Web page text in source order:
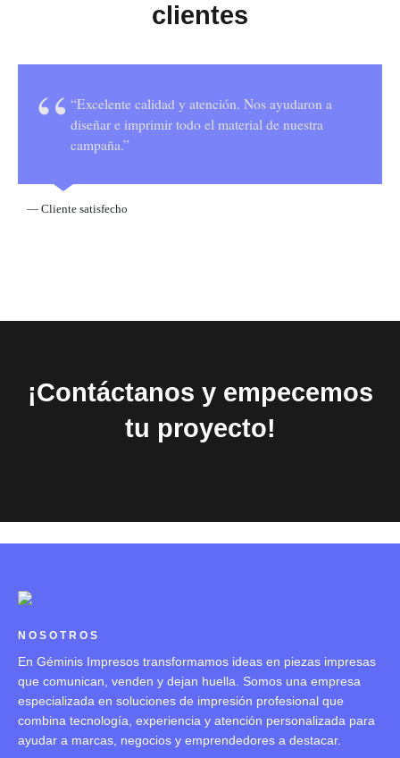
clientes
“Excelente calidad y atención. Nos ayudaron a
diseñar e imprimir todo el material de nuestra
campaña.”
— Cliente satisfecho
¡Contáctanos y empecemos
tu proyecto!
NOSOTROS
En Géminis Impresos transformamos ideas en piezas impresas
que comunican, venden y dejan huella. Somos una empresa
especializada en soluciones de impresión profesional que
combina tecnología, experiencia y atención personalizada para
ayudar a marcas, negocios y emprendedores a destacar.